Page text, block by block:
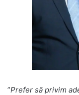
”Prefer să privim